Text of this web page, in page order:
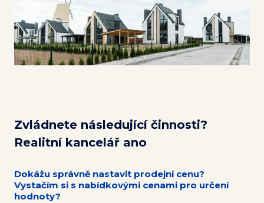
Zvládnete následující činnosti?
Realitní kancelář ano
Dokážu správně nastavit prodejní cenu?
Vystačím si s nabídkovými cenami pro určení
hodnoty?